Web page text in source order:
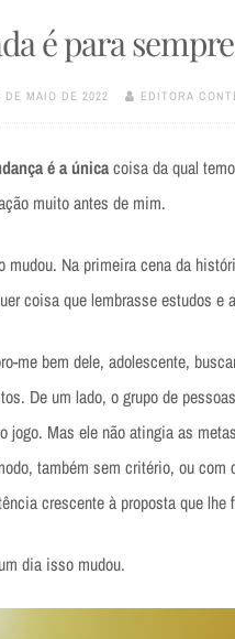
é para
DE MAIO DE 2022 EDITORA
é a únicacoisa da qual
muito antes de mim.
mudou. Na primeira cena da
coisa que lembrasse estudos e
me bem dele, adolescente,
De um lado, o grupo de
jogo. Mas ele não atingia as
também sem critério, ou
crescente à proposta que lhe
dia isso mudou.